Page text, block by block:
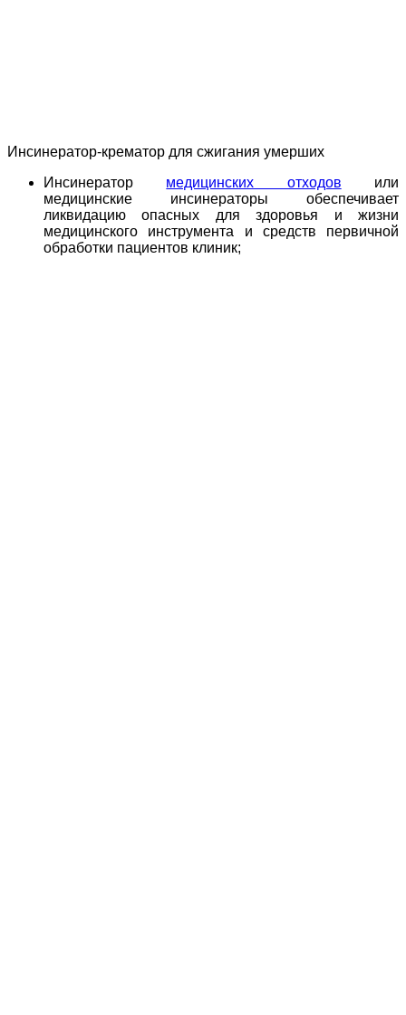
Инсинератор-крематор для сжигания умерших
Инсинератор медицинских отходов или
медицинские инсинераторы обеспечивает
ликвидацию опасных для здоровья и жизни
медицинского инструмента и средств первичной
обработки пациентов клиник;